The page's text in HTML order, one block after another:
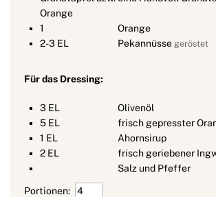
Orange
1
Orange
2-3 EL Pekannüsse geröstet
Für das Dressing:
3 EL
Olivenöl
5 EL
frisch gepresster
1 EL
Ahornsirup
2 EL
frisch geriebener
Salz und Pfeffer
Portionen: